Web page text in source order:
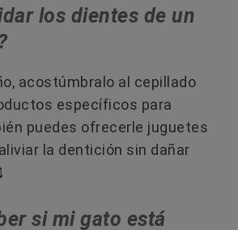
los dientes de un
acostúmbralo al cepillado
específicos para
puedes ofrecerle juguetes
la dentición sin dañar
si mi gato está